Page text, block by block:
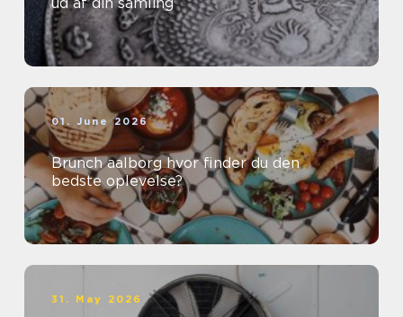
ud af din samling
01. June 2026
Brunch aalborg hvor finder du den
bedste oplevelse?
31. May 2026